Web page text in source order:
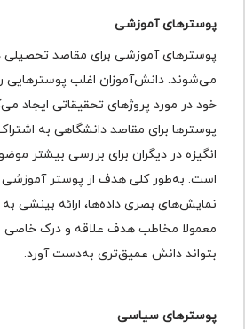
پوسترهای آموزشی
پوسترهای آموزشی برای مقاصد تحصیلی
می‌شوند. دانش‌آموزان اغلب پوسترهایی
خود در مورد پروژهای تحقیقاتی ایجاد
پوسترها برای مقاصد دانشگاهی به
انگیزه در دیگران برای بررسی بیشتر
است. به‌طور کلی هدف از پوستر
نمایش‌های بصری داده‌ها، ارائه
معمولا مخاطب هدف علاقه و درک خاصی از
بتواند دانش عمیق‌تری به‌دست آورد.
پوسترهای سیاسی